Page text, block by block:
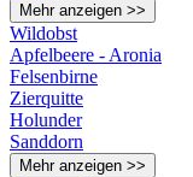
Mehr anzeigen >>
Wildobst
Apfelbeere - Aronia
Felsenbirne
Zierquitte
Holunder
Sanddorn
Mehr anzeigen >>